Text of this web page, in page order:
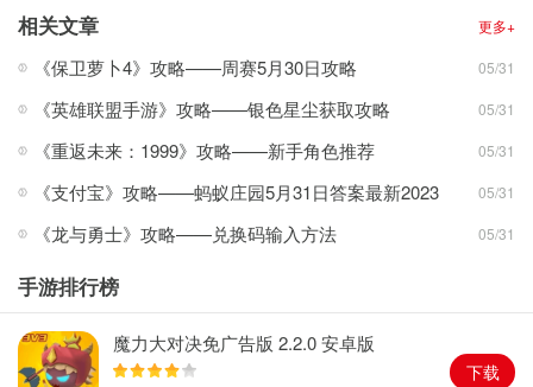
软件特色
2、这里的课程是多样化的，有着各种版本教材上的内容，满足不同
的学习需求;
3、课堂有着良好的互动性，通过3D的动画课件以及H5的互动课件
来增强还真的学习兴趣。
软件评测
1、各种随堂练习天天都可以自己去测试，随时都可以巩固课堂上所
学习的内容;
2、讲师来进行面对面的授课，随时都可以在线学习，还有专业辅导
老师随时答疑。
更新内容
相关文章 更多+
《保卫萝卜4》攻略——周赛5月30日攻略 05/31
《英雄联盟手游》攻略——银色星尘获取攻略 05/31
《重返未来：1999》攻略——新手角色推荐 05/31
《支付宝》攻略——蚂蚁庄园5月31日答案最新2023 05/31
《龙与勇士》攻略——兑换码输入方法 05/31
手游排行榜
魔力大对决免广告版 2.2.0 安卓版
下载